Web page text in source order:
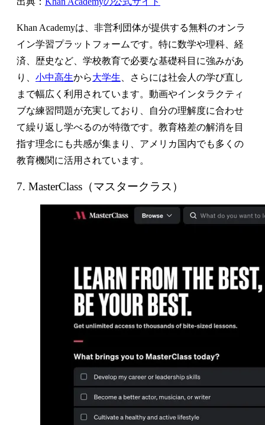
Khan Academyは、非営利団体が提供する無料のオンラ
イン学習プラットフォームです。特に数学や理科、経
済、歴史など、学校教育で必要な基礎科目に強みがあ
り、 小中高生から大学生 、さらには社会人の学び直し
まで幅広く利用されています。動画やインタラクティ
ブな練習問題が充実しており、自分の理解度に合わせ
て繰り返し学べるのが特徴です。教育格差の解消を目
指す理念にも共感が集まり、アメリカ国内でも多くの
教育機関に活用されています。
7. MasterClass（マスタークラス）